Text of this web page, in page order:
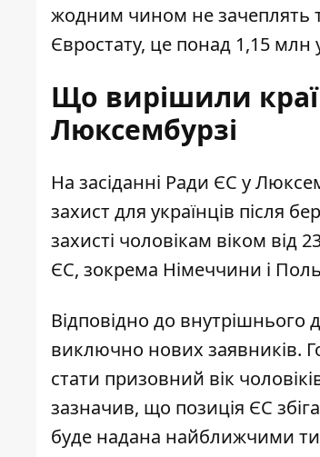
жодним чином не зачеплять
Євростату, це понад 1,15 млн
Що вирішили
Люксембурзі
На засіданні Ради ЄС у
захист для українців після
захисті чоловікам віком від
ЄС, зокрема Німеччини і
Відповідно до
виключно нових заявників.
стати призовний вік
зазначив, що позиція ЄС
буде надана найближчими